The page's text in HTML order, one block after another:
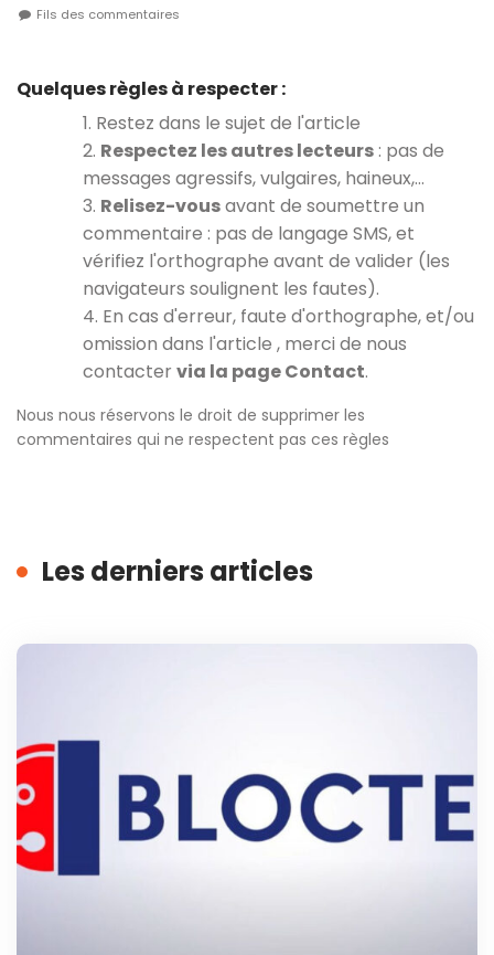
Fils des commentaires
Quelques règles à respecter :
1. Restez dans le sujet de l'article
2. Respectez les autres lecteurs : pas de
messages agressifs, vulgaires, haineux,…
3. Relisez-vousavant de soumettre un
commentaire : pas de langage SMS, et
vérifiez l'orthographe avant de valider (les
navigateurs soulignent les fautes).
4. En cas d'erreur, faute d'orthographe, et/ou
omission dans l'article , merci de nous
contacter via la page Contact.
Nous nous réservons le droit de supprimer les
commentaires qui ne respectent pas ces règles
Les derniers articles